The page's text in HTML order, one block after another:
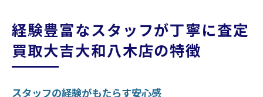
経験豊富なスタッフが丁寧に査定
買取大吉大和八木店の特徴
スタッフの経験がもたらす安心感